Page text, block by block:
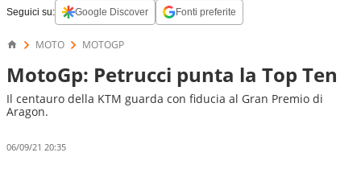
Seguici su: Google Discover Fonti preferite
MOTO MOTOGP
MotoGp: Petrucci punta la Top Ten
Il centauro della KTM guarda con fiducia al Gran Premio di
Aragon.
06/09/21 20:35